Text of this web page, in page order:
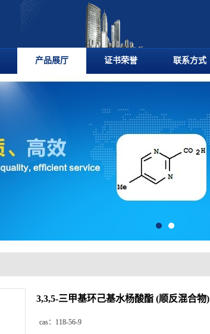
产品展厅 证书荣誉 联系方式
3,3,5-三甲基环己基水杨酸酯 (顺反混合物)
cas： 118-56-9